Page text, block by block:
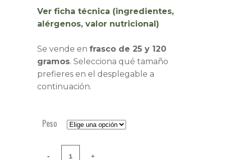
Ver ficha técnica (ingredientes,
alérgenos, valor nutricional)
Se vende en frasco de 25 y 120
gramos. Selecciona qué tamaño
prefieres en el desplegable a
continuación.
Peso
Paté